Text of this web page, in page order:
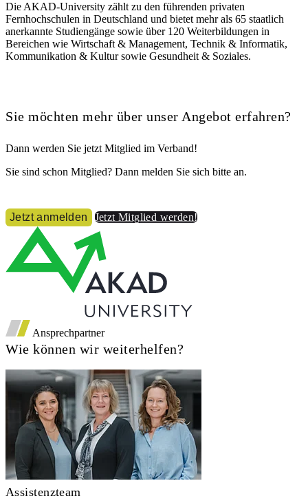
Die AKAD-University zählt zu den führenden privaten
Fernhochschulen in Deutschland und bietet mehr als 65 staatlich
anerkannte Studiengänge sowie über 120 Weiterbildungen in
Bereichen wie Wirtschaft & Management, Technik & Informatik,
Kommunikation & Kultur sowie Gesundheit & Soziales.
Sie möchten mehr über unser Angebot erfahren?
Dann werden Sie jetzt Mitglied im Verband!
Sie sind schon Mitglied? Dann melden Sie sich bitte an.
Jetzt anmelden Jetzt Mitglied werden!
Ansprechpartner
Wie können wir weiterhelfen?
Assistenzteam